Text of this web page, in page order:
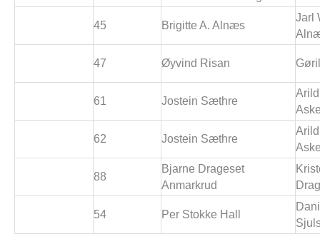
45 Brigitte A. Alnæs
Jarl
47 Øyvind Risan
61 Jostein Sæthre
Arild
62 Jostein Sæthre
Arild
88
Bjarne Drageset
Anmarkrud
54 Per Stokke Hall